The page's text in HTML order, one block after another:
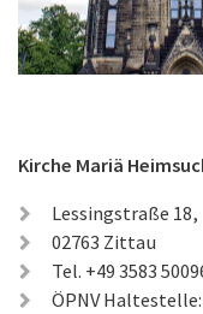
Kirche Mariä
Lessingstraße 18,
02763 Zittau
Tel. +49 3583
ÖPNV